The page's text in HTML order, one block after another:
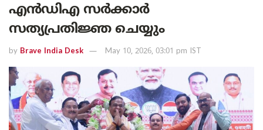
എൻഡിഎ സർക്കാർ
സത്യപ്രതിജ്ഞ ചെയ്യും
by Brave India Desk May 10, 2026, 03:01 pm IST